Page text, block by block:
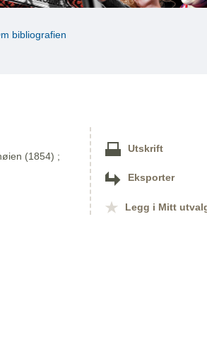
bibliografien
(1854) ;
Utskrift
Eksporter
Legg i Mitt